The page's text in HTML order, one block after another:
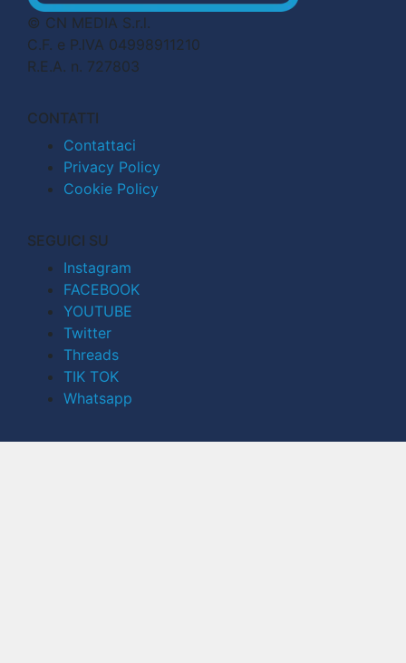
© CN MEDIA S.r.l.
C.F. e P.IVA 04998911210
R.E.A. n. 727803
CONTATTI
Contattaci
Privacy Policy
Cookie Policy
SEGUICI SU
Instagram
FACEBOOK
YOUTUBE
Twitter
Threads
TIK TOK
Whatsapp